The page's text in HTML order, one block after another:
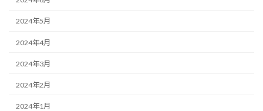
2024年5月
2024年4月
2024年3月
2024年2月
2024年1月